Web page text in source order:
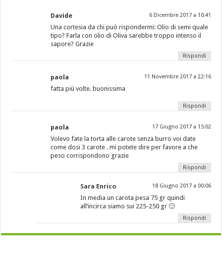
Davide 6 Dicembre 2017 a 10:41
Una cortesia da chi può rispondermi: Olio di semi quale
tipo? Farla con olio di Oliva sarebbe troppo intenso il
sapore? Grazie
Rispondi
paola 11 Novembre 2017 a 22:16
fatta più volte. buonissima
Rispondi
paola 17 Giugno 2017 a 15:02
Volevo fate la torta alle carote senza burro voi date
come dosi 3 carote . mi potete dire per favore a che
peso corrispondono grazie
Rispondi
Sara Enrico 18 Giugno 2017 a 00:06
In media un carota pesa 75 gr quindi
all’incirca siamo sui 225-250 gr 🙂
Rispondi